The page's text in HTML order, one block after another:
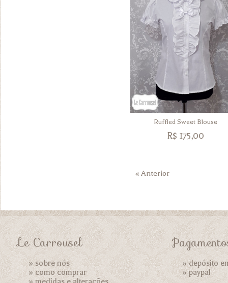
Ruffled Sweet Blouse
R$ 175,00
« Anterior
Le Carrousel
»sobre nós
»como comprar
» depósito
»paypal